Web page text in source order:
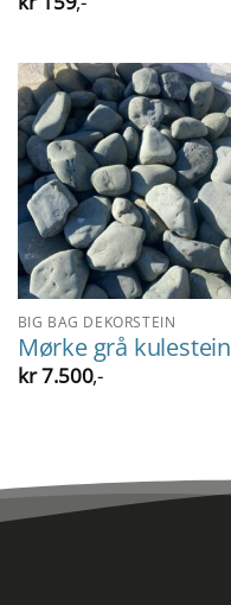
BIG BAG DEKORSTEIN
Mørke grå kulestein
kr7.500,-